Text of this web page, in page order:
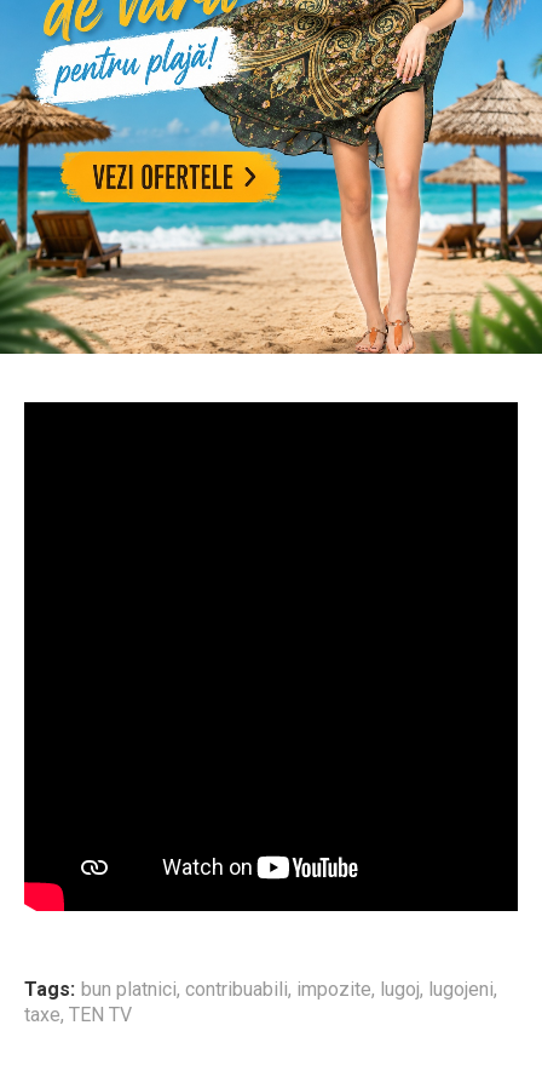
Tags: bun platnici, contribuabili, impozite, lugoj, lugojeni,
taxe, TEN TV